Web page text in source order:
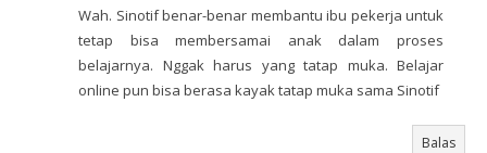
Wah. Sinotif benar-benar membantu ibu pekerja untuk
tetap bisa membersamai anak dalam proses
belajarnya. Nggak harus yang tatap muka. Belajar
online pun bisa berasa kayak tatap muka sama Sinotif
Balas